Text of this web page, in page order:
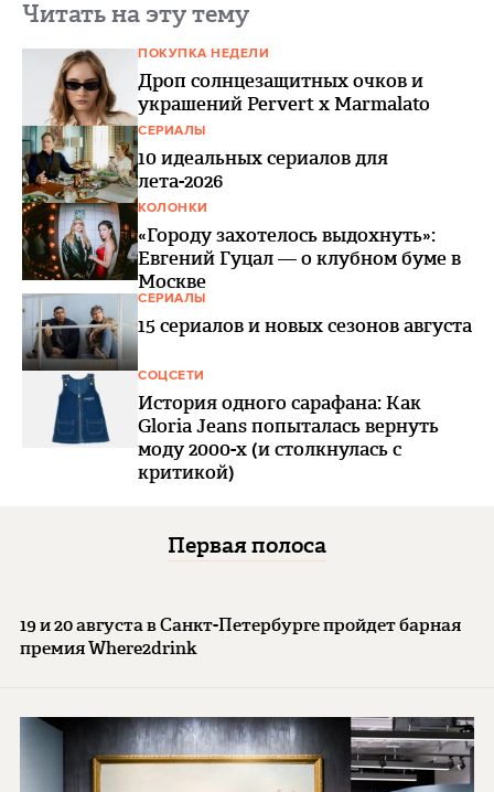
Читать на эту тему
ПОКУПКА НЕДЕЛИ
Дроп солнцезащитных очков и
украшений Pervert x Marmalato
СЕРИАЛЫ
10 идеальных сериалов для
лета-2026
КОЛОНКИ
«Городу захотелось выдохнуть»:
Евгений Гуцал — о клубном буме в
Москве
СЕРИАЛЫ
15 сериалов и новых сезонов августа
СОЦСЕТИ
История одного сарафана: Как
Gloria Jeans попыталась вернуть
моду 2000-х (и столкнулась с
критикой)
Первая полоса
19 и 20 августа в Санкт-Петербурге пройдет барная
премия Where2drink